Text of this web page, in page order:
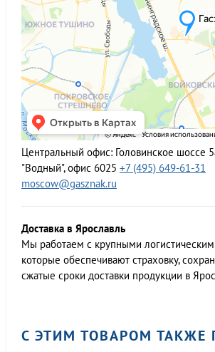
Центральный офис: Головинское шоссе
"Водный", офис 6025 +7 (495) 649-61-31
moscow@gasznak.ru
Доставка в Ярославль
Мы работаем c крупными
которые обеспечивают страховку,
сжатые сроки доставки продукции в
С ЭТИМ ТОВАРОМ ТАКЖЕ